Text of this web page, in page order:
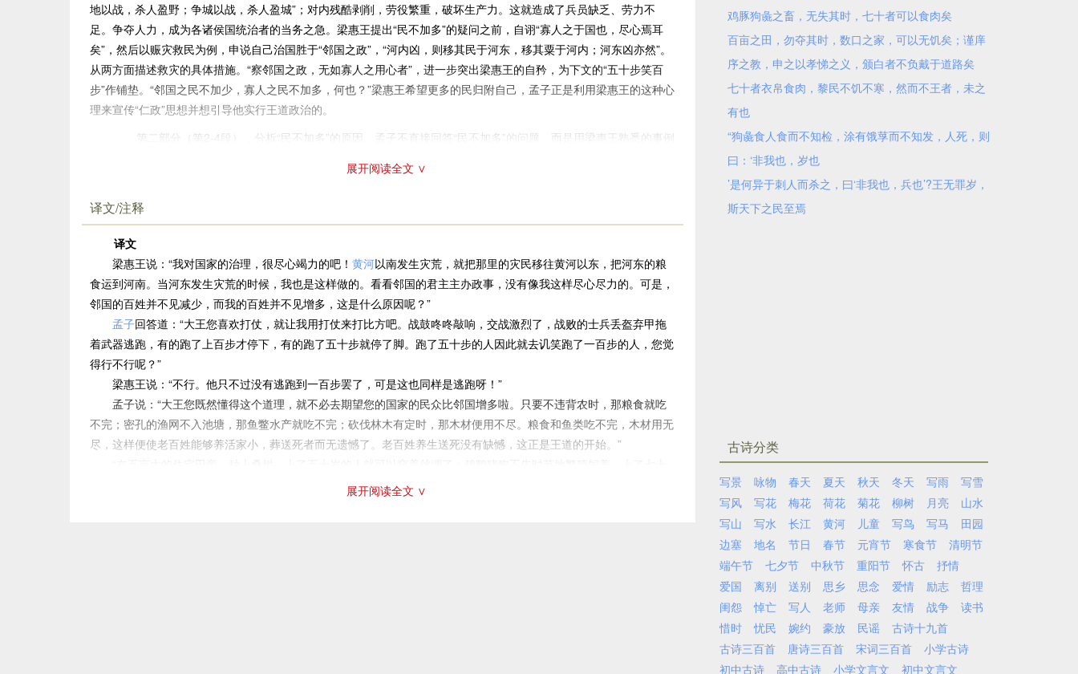
地以战，杀人盈野；争城以战，杀人盈城”；对内残酷剥削，劳役繁重，破坏生产力。这就造成了兵员缺乏、劳力不
足。争夺人力，成为各诸侯国统治者的当务之急。梁惠王提出“民不加多”的疑问之前，自诩“寡人之于国也，尽心焉耳
矣”，然后以赈灾救民为例，申说自己治国胜于“邻国之政”，“河内凶，则移其民于河东，移其粟于河内；河东凶亦然”。
从两方面描述救灾的具体措施。“察邻国之政，无如寡人之用心者”，进一步突出梁惠王的自矜，为下文的“五十步笑百
步”作铺垫。“邻国之民不加少，寡人之民不加多，何也？”梁惠王希望更多的民归附自己，孟子正是利用梁惠王的这种心
理来宣传“仁政”思想并想引导他实行王道政治的。
第二部分（第2-4段），分析“民不加多”的原因。孟子不直接回答“民不加多”的问题，而是用梁惠王熟悉的事例
根据败逃距离的远近，提出“以五十步笑百步，则如何”的反问，进一步启发，诱使对方在不知不觉中说出否定自己论点
的话：“不可，直不百步耳，是亦走也。”最后以子之矛攻子之盾，“王如知此，则无望民之多于邻国也”。这两句忽然转
入正题，既回答了“民不加多”的原因，又揭示了五十步笑百步的寓意：梁惠王的“移民移粟”跟邻国统治者的治国不尽
心，实质上没有什么区别，只是形式上数量上不同而已。这里暗示着梁惠王搞小恩小惠并不能使民加多，要使民加多，
必须施仁政、行王道。于是文章就自然而然地由第二部分过渡到第三部分。
第三部分（第5-7段），阐述了孟子“仁政”的具体内容──使民加多的根本措施。
第5段阐述“王道之始”的道理。孟子认为，合理地发展生产，使老百姓“养生丧死而无憾”是实行仁政的开端，也
是使民加多的初步措施。“不违农时，谷不可胜食也。数罟不入洿池，鱼鳖不可胜食也。斧斤以时入山林，材木不可胜
用也。”三组排句，提出了发展生产的三种措施，以及采取这些措施后所产生的效果。连用“不可胜……也”的句式，给人
以吃不完、用不尽的感觉，大大增加了文章的说服力和感染力。接着又用“谷与鱼鳖不可胜食，材木不可胜用”来小结前
三组排句，又以这个结论为前提推出新的结论：“王道之始也。”作者在这里把三层意思、三方面的内容紧紧联系在一
起，并把“使民加多”的问题跟行王道紧密联系起来。
第6段，阐述王道之成的道理。这一段，孟子进一步提出教养百姓，使民心归顺的仁政主张，也是“使民加
田，勿夺其时，数口之家可以无饥矣。”这三组排句又提出了发展生产的三种措施，以及采取这些措施后所产生的效
展开阅读全文 ∨
译文/注释
译文
梁惠王说：“我对国家的治理，很尽心竭力的吧！ 黄河以南发生灾荒，就把那里的灾民移往黄河以东，把河东的粮
食运到河南。当河东发生灾荒的时候，我也是这样做的。看看邻国的君主主办政事，没有像我这样尽心尽力的。可是，
邻国的百姓并不见减少，而我的百姓并不见增多，这是什么原因呢？”
孟子回答道：“大王您喜欢打仗，就让我用打仗来打比方吧。战鼓咚咚敲响，交战激烈了，战败的士兵丢盔弃甲拖
着武器逃跑，有的跑了上百步才停下，有的跑了五十步就停了脚。跑了五十步的人因此就去讥笑跑了一百步的人，您觉
得行不行呢？”
梁惠王说：“不行。他只不过没有逃跑到一百步罢了，可是这也同样是逃跑呀！”
孟子说：“大王您既然懂得这个道理，就不必去期望您的国家的民众比邻国增多啦。只要不违背农时，那粮食就吃
不完；密孔的渔网不入池塘，那鱼鳖水产就吃不完；砍伐林木有定时，那木材便用不尽。粮食和鱼类吃不完，木材用无
尽，这样便使老百姓能够养活家小，葬送死者而无遗憾了。老百姓养生送死没有缺憾，这正是王道的开始。”
岁的人就可以经常吃到肉食了。一家一户所种百亩的田地不误农时得到耕种，数口之家就不会闹灾荒了。注重乡校的教
展开阅读全文 ∨
鸡豚狗彘之畜，无失其时，七十者可以食肉矣
百亩之田，勿夺其时，数口之家，可以无饥矣；谨庠
序之教，申之以孝悌之义，颁白者不负戴于道路矣
七十者衣帛食肉，黎民不饥不寒，然而不王者，未之
有也
“狗彘食人食而不知检，涂有饿莩而不知发，人死，则
曰：‘非我也，岁也
’是何异于刺人而杀之，曰‘非我也，兵也’?王无罪岁，
斯天下之民至焉
古诗分类
写景 咏物 春天 夏天 秋天 冬天 写雨
写雪
写风
写花 梅花 荷花 菊花 柳树 月亮
山水
写山
写水 长江 黄河 儿童 写鸟 写马
田园
边塞
地名 节日 春节 元宵节 寒食节
清明节
端午节
七夕节 中秋节 重阳节 怀古
抒情
爱国
离别 送别 思乡 思念 爱情 励志
哲理
闺怨
悼亡 写人 老师 母亲 友情 战争
读书
惜时
忧民 婉约 豪放 民谣
古诗十九首
古诗三百首
唐诗三百首 宋词三百首
小学古诗
初中古诗
高中古诗 小学文言文
初中文言文